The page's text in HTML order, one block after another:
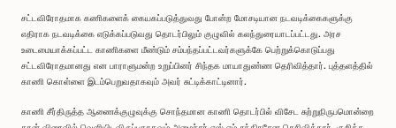
சட்டவிரோதமாக கணிகளைக் கையகப்படுத்துவது போன்ற மோசடியான நடவடிக்கைகளுக்கு
எதிராக நடவடிக்கை எடுக்கப்படுவது தொடர்பிலும் குழுவில் கலந்துரையாடப்பட்டது. அரச
உடைமையாக்கப்பட்ட காணிகளை மீண்டும் சம்பந்தப்பட்டவர்களுக்கே பெற்றுக்கொடுப்பது
சட்டவிரோதமானது என பாராளுமன்ற உறுப்பினர் சிந்தக மாயாதுண்ண தெரிவித்தார். புத்தளத்தில்
காணி கொள்ளை இடம்பெறுவதாகவும் அவர் சுட்டிக்காட்டினார்.
காணி சீர்திருத்த ஆணைக்குழுவுக்கு சொந்தமான காணி தொடர்பில் விசேட சுற்றுநிருபமொன்றை